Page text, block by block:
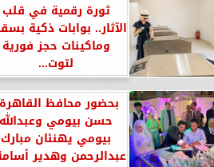
ثورة رقمية في قلب
الآثار.. بوابات ذكية
وماكينات حجز فورية
لتوت...
بحضور محافظ
حسن بيومي وعبدالله
بيومي يهنئان مبارك
عبدالرحمن وهدير